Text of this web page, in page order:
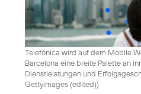
Telefónica wird auf dem Mobile
Barcelona eine breite Palette an
Dienstleistungen und
Gettyimages (edited))